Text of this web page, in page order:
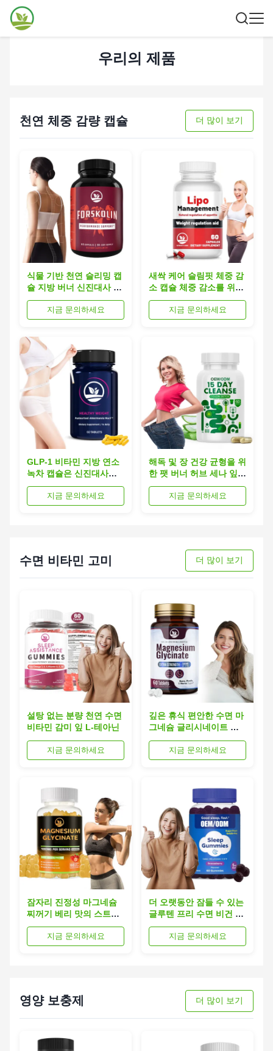
우리의 제품
천연 체중 감량 캡슐 더 많이 보기
식물 기반 천연 슬리밍 캡
슐 지방 버너 신진대사 촉
진 슬리밍 포뮬러
지금 문의하세요
새싹 케어 슬림핏 체중 감
소 캡슐 체중 감소를 위한
개인 상표 다이어트 캡슐
지금 문의하세요
GLP-1 비타민 지방 연소
녹차 캡슐은 신진대사를
촉진합니다. 천연 혼합은
에너지를 강화합니다
지금 문의하세요
해독 및 장 건강 균형을 위
한 팻 버너 허브 세나 잎
캡슐
지금 문의하세요
수면 비타민 고미 더 많이 보기
설탕 없는 분량 천연 수면
비타민 감미 잎 L-테아닌
지금 문의하세요
깊은 휴식 편안한 수면 마
그네슘 글리시네이트 캡
슐 지원 ODM 공급자
지금 문의하세요
잠자리 진정성 마그네슘
찌꺼기 베리 맛의 스트레
스 완화 채식주의자
지금 문의하세요
더 오랫동안 잠들 수 있는
글루텐 프리 수면 비건 멜
라토닌 구미
지금 문의하세요
영양 보충제 더 많이 보기